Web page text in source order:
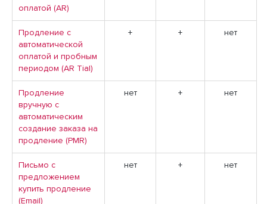
оплатой (AR)
Продление с
автоматической
оплатой и пробным
периодом (AR Tial)
+ + нет
Продление
вручную с
автоматическим
создание заказа на
продление (PMR)
нет + нет
Письмо с
предложением
купить продление
(Email)
нет + нет